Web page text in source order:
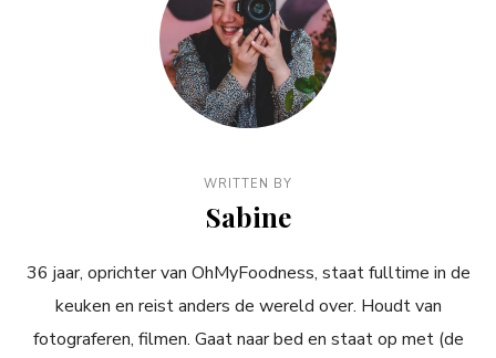
WRITTEN BY
Sabine
36 jaar, oprichter van OhMyFoodness, staat fulltime in de
keuken en reist anders de wereld over. Houdt van
fotograferen, filmen. Gaat naar bed en staat op met (de